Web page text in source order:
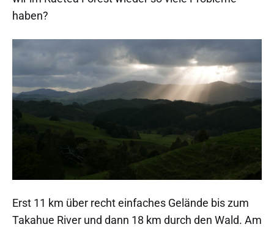
haben?
Erst 11 km über recht einfaches Gelände bis zum
Takahue River und dann 18 km durch den Wald. Am